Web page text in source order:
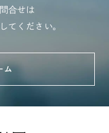
合せは
てください。
ム